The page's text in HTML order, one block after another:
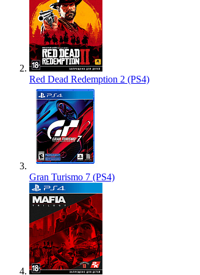
Red Dead Redemption 2 (PS4)
Gran Turismo 7 (PS4)